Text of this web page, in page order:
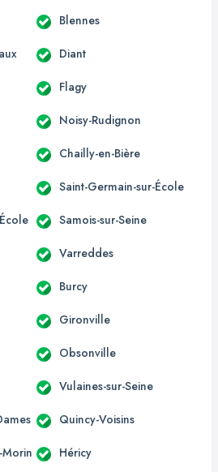
Blennes
Diant
Flagy
Noisy-Rudignon
Chailly-en-Bière
Saint-Germain-sur-École
Samois-sur-Seine
Varreddes
Burcy
Gironville
Obsonville
Vulaines-sur-Seine
Quincy-Voisins
Morin Héricy